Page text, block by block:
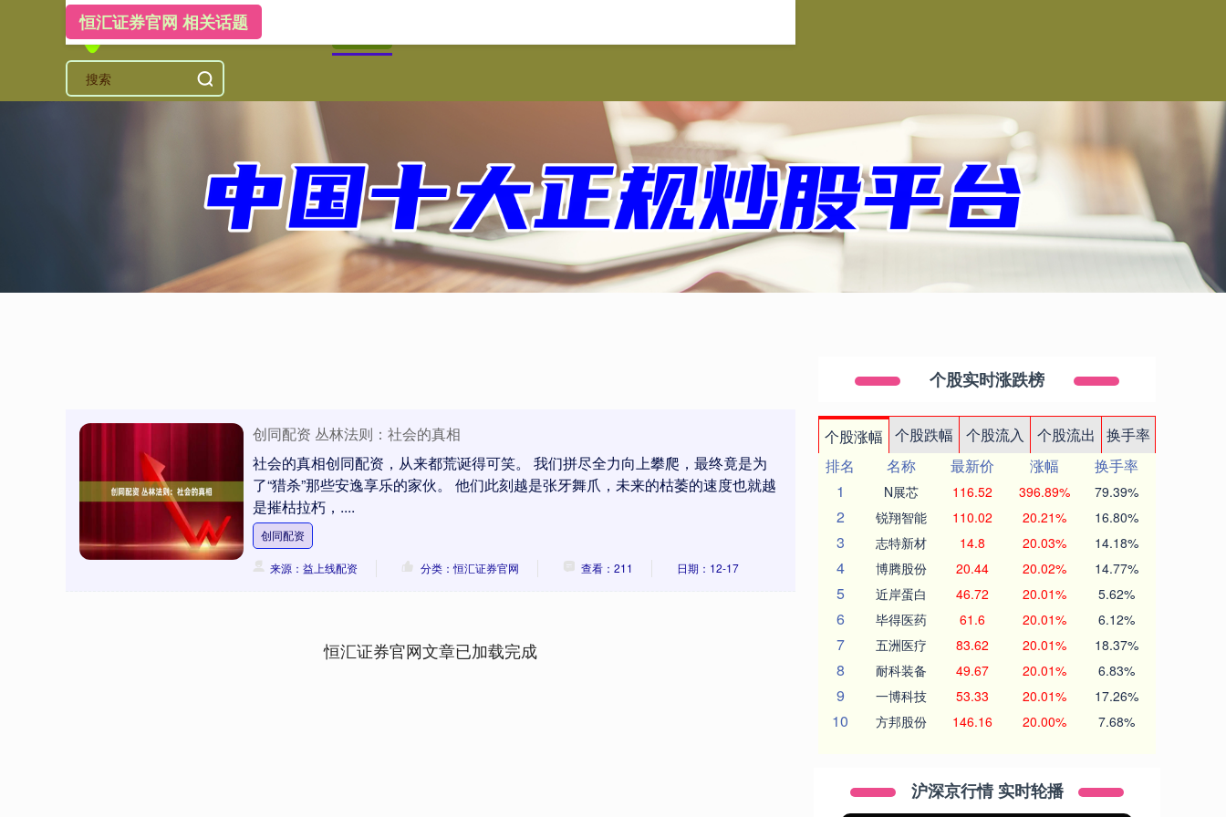
恒汇证券官网 相关话题
创同配资 丛林法则：社会的真相
社会的真相创同配资，从来都荒诞得可笑。 我们拼尽全力向上攀爬，最终竟是为
了“猎杀”那些安逸享乐的家伙。 他们此刻越是张牙舞爪，未来的枯萎的速度也就越
是摧枯拉朽，....
创同配资
来源：益上线配资 分类：恒汇证券官网 查看：211 日期：12-17
恒汇证券官网文章已加载完成
个股实时涨跌榜
个股涨幅 个股跌幅 个股流入 个股流出
换手率
排名
名称 最新价 涨幅
换手率
1
N展芯 116.52 396.89% 79.39%
2 锐翔智能 110.02 20.21% 16.80%
3 志特新材 14.8 20.03% 14.18%
4 博腾股份 20.44 20.02% 14.77%
5 近岸蛋白 46.72 20.01% 5.62%
6 毕得医药 61.6 20.01% 6.12%
7 五洲医疗 83.62 20.01% 18.37%
8 耐科装备 49.67 20.01% 6.83%
9 一博科技 53.33 20.01% 17.26%
10 方邦股份 146.16 20.00% 7.68%
沪深京行情 实时轮播